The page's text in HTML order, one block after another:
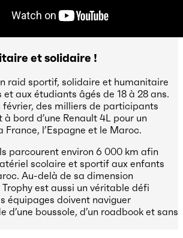
et solidaire !
raid sportif, solidaire et humanitaire
et aux étudiants âgés de 18 à 28 ans.
février, des milliers de participants
bord d’une Renault 4L pour un
l’Espagne et le Maroc.
parcourent environ 6 000 km afin
scolaire et sportif aux enfants
Au-delà de sa dimension
est aussi un véritable défi
équipages doivent naviguer
d’une boussole, d’un roadbook et sans